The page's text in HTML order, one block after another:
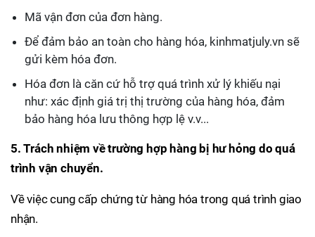
Mã vận đơn của đơn hàng.
Để đảm bảo an toàn cho hàng hóa, kinhmatjuly.vn sẽ
gửi kèm hóa đơn.
Hóa đơn là căn cứ hỗ trợ quá trình xử lý khiếu nại
như: xác định giá trị thị trường của hàng hóa, đảm
bảo hàng hóa lưu thông hợp lệ v.v...
5. Trách nhiệm về trường hợp hàng bị hư hỏng do quá
trình vận chuyển.
Về việc cung cấp chứng từ hàng hóa trong quá trình giao
nhận.